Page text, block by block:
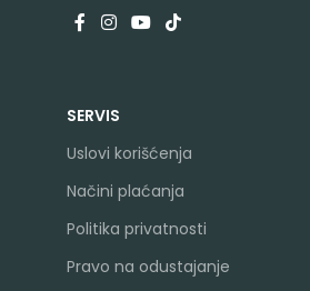
SERVIS
Uslovi korišćenja
Načini plaćanja
Politika privatnosti
Pravo na odustajanje